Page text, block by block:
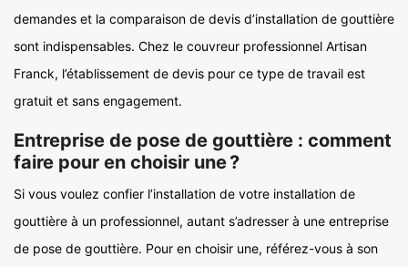
demandes et la comparaison de devis d’installation de gouttière
sont indispensables. Chez le couvreur professionnel Artisan
Franck, l’établissement de devis pour ce type de travail est
gratuit et sans engagement.
Entreprise de pose de gouttière : comment
faire pour en choisir une ?
Si vous voulez confier l’installation de votre installation de
gouttière à un professionnel, autant s’adresser à une entreprise
de pose de gouttière. Pour en choisir une, référez-vous à son